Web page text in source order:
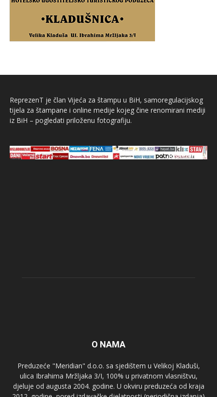
ReprezenT je član Vijeća za štampu u BiH, samoregulacijskog
tijela za štampane i online medije kojeg čine renomirani mediji
iz BiH – pogledati priloženu fotografiju.
O NAMA
Preduzeće "Meridian" d.o.o. sa sjedištem u Velikoj Kladuši,
ulica Ibrahima Mržljaka 3/I, 100% u privatnom vlasništvu,
djeluje od augusta 2004. godine. U okviru preduzeća od kraja